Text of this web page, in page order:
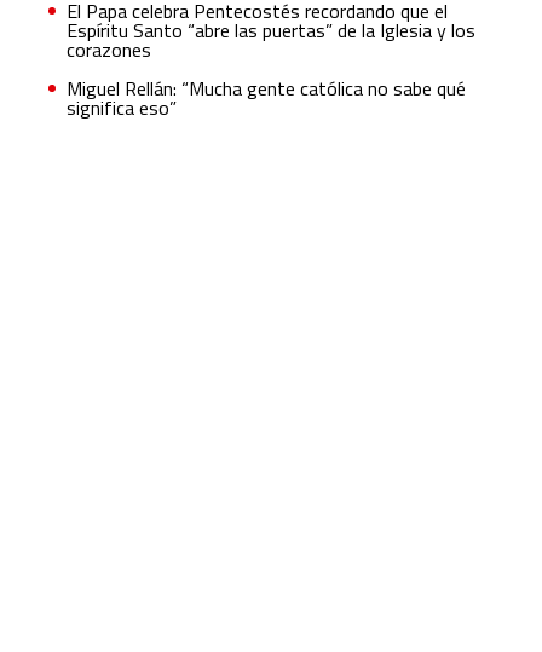
El Papa celebra Pentecostés recordando que el
Espíritu Santo “abre las puertas” de la Iglesia y los
corazones
Miguel Rellán: “Mucha gente católica no sabe qué
significa eso”